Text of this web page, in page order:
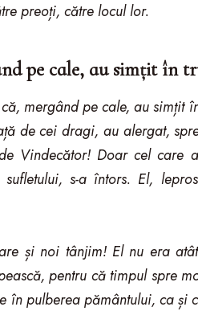
preoți, către locul lor.
pe cale, au simțit în
mergând pe cale, au
de cei dragi, au alergat,
Vindecător! Doar cel
s-a întors. El,
și noi tânjim! El nu era
pentru că timpul spre
în pulberea pământului, ca și